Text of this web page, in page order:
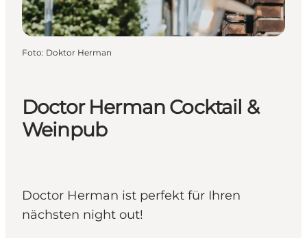
Doctor Herman Cocktail &
Weinpub
Doctor Herman ist perfekt für Ihren
nächsten night out!
Foto: Doktor Herman